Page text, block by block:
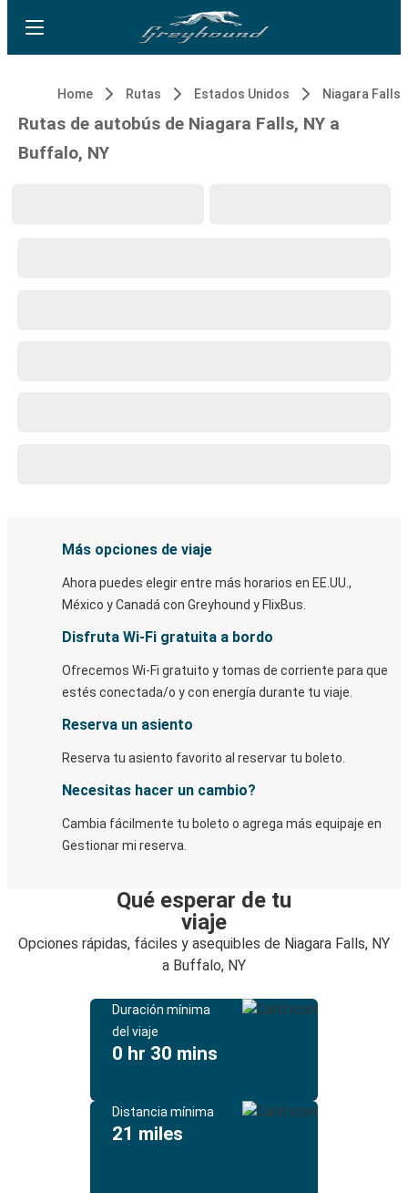
Home Rutas Estados Unidos Niagara Falls,
Rutas de autobús de Niagara Falls, NY a
Buffalo, NY
Más opciones de viaje
Ahora puedes elegir entre más horarios en EE.UU.,
México y Canadá con Greyhound y FlixBus.
Disfruta Wi-Fi gratuita a bordo
Ofrecemos Wi-Fi gratuito y tomas de corriente para que
estés conectada/o y con energía durante tu viaje.
Reserva un asiento
Reserva tu asiento favorito al reservar tu boleto.
Necesitas hacer un cambio?
Cambia fácilmente tu boleto o agrega más equipaje en
Gestionar mi reserva.
Qué esperar de tu
viaje
Opciones rápidas, fáciles y asequibles de Niagara Falls, NY
a Buffalo, NY
Duración mínima
del viaje
0 hr 30 mins
Distancia mínima
21 miles